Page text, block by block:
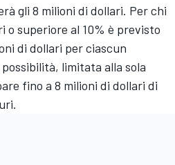
gli 8 milioni di dollari. Per chi
o superiore al 10% è previsto
di dollari per ciascun
limitata alla sola
fino a 8 milioni di dollari di